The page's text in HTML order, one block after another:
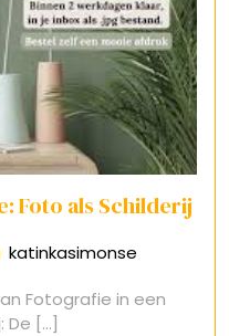
Foto als Schilderij
katinkasimonse
Fotografie in een
De [...]